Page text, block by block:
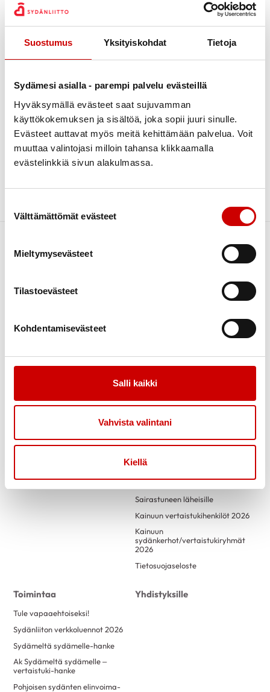
Suostumus Yksityiskohdat Tietoja
Sydämesi asialla - parempi palvelu evästeillä
Hyväksymällä evästeet saat sujuvamman
käyttökokemuksen ja sisältöä, joka sopii juuri sinulle.
Evästeet auttavat myös meitä kehittämään palvelua. Voit
muuttaa valintojasi milloin tahansa klikkaamalla
evästelinkkiä sivun alakulmassa.
Välttämättömät evästeet
Mieltymysevästeet
Tilastoevästeet
Kohdentamisevästeet
Salli kaikki
Vahvista valintani
Kiellä
KUVAUS
Kainuun Sydänyhdistys esittelee toimintaansa ja koulutetut
Tervetuloa!
P. 0400 289 108, kainuun.sydanyhdistys@sydan.fi
PAIKAN TARKEMMAT TIEDOT
KAKS, OLKA-piste, Sotkamontie 13, KAJAANI
JÄRJESTÄJÄ
Kainuun Sydänyhdistys ry
Link to instagram
Link to youtube
Liity jäseneksi Tapahtumakalenteri
Jäsentiedote 2026 Uutiset
Vertaistuki
Vertaistukihenkilöille
Sairastuneen läheisille
Kainuun vertaistukihenkilöt 2026
Kainuun
sydänkerhot/vertaistukiryhmät
2026
Tietosuojaseloste
Toimintaa
Tule vapaaehtoiseksi!
Sydänliiton verkkoluennot 2026
Sydämeltä sydämelle-hanke
Ak Sydämeltä sydämelle –
vertaistuki-hanke
Pohjoisen sydänten elinvoima-
Yhdistyksille